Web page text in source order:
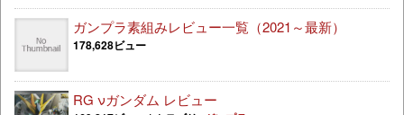
ガンプラ素組みレビュー一覧（2021～最新）
178,628ビュー
RG νガンダム レビュー